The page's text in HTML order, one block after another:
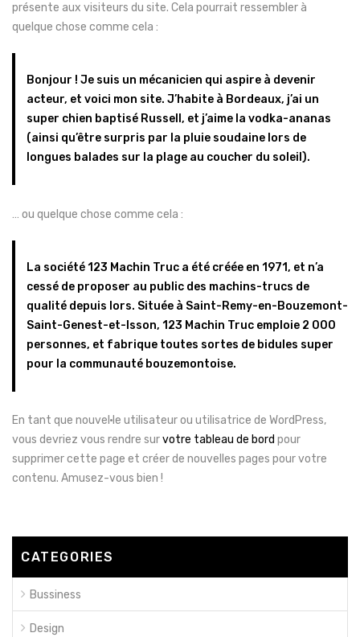
présente aux visiteurs du site. Cela pourrait ressembler à
quelque chose comme cela :
Bonjour ! Je suis un mécanicien qui aspire à devenir
acteur, et voici mon site. J’habite à Bordeaux, j’ai un
super chien baptisé Russell, et j’aime la vodka-ananas
(ainsi qu’être surpris par la pluie soudaine lors de
longues balades sur la plage au coucher du soleil).
… ou quelque chose comme cela :
La société 123 Machin Truc a été créée en 1971, et n’a
cessé de proposer au public des machins-trucs de
qualité depuis lors. Située à Saint-Remy-en-Bouzemont-
Saint-Genest-et-Isson, 123 Machin Truc emploie 2 000
personnes, et fabrique toutes sortes de bidules super
pour la communauté bouzemontoise.
En tant que nouvel·le utilisateur ou utilisatrice de WordPress,
vous devriez vous rendre survotre tableau de bord pour
supprimer cette page et créer de nouvelles pages pour votre
contenu. Amusez-vous bien !
CATEGORIES
Bussiness
Design